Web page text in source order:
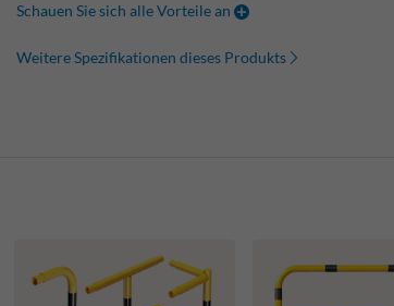
Schauen Sie sich alle Vorteile an
Weitere Spezifikationen dieses Produkts